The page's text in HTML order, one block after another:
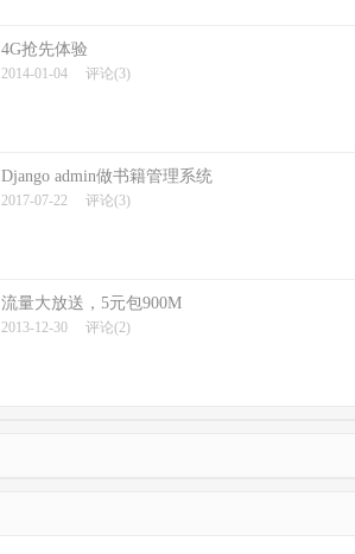
4G抢先体验
2014-01-04 评论(3)
Django admin做书籍管理系统
2017-07-22 评论(3)
流量大放送，5元包900M
2013-12-30 评论(2)